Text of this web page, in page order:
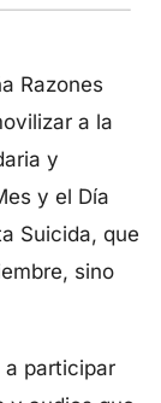
Razones
a la
y
y el Día
Suicida, que
sino
a participar